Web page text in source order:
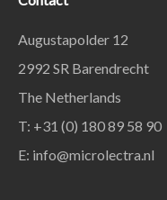
Augustapolder 12
2992 SR Barendrecht
The Netherlands
T: +31 (0) 180 89 58 90
E: info@microlectra.nl